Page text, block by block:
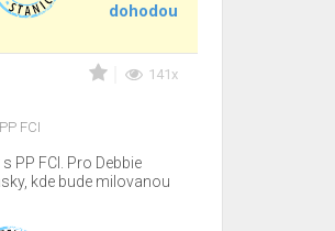
dohodou
141x
FCI
PP FCI. Pro Debbie
kde bude milovanou